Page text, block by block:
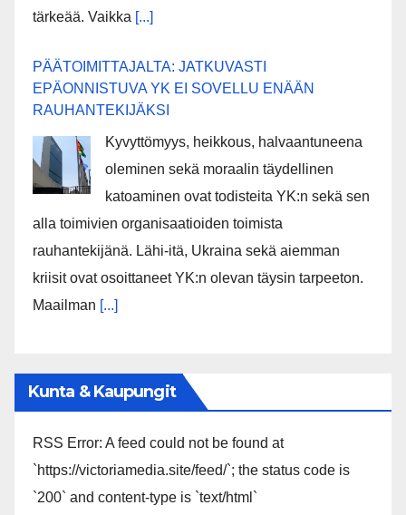
tärkeää. Vaikka [...]
PÄÄTOIMITTAJALTA: JATKUVASTI
EPÄONNISTUVA YK EI SOVELLU ENÄÄN
RAUHANTEKIJÄKSI
Kyvyttömyys, heikkous, halvaantuneena
oleminen sekä moraalin täydellinen
katoaminen ovat todisteita YK:n sekä sen
alla toimivien organisaatioiden toimista
rauhantekijänä. Lähi-itä, Ukraina sekä aiemman
kriisit ovat osoittaneet YK:n olevan täysin tarpeeton.
Maailman [...]
Kunta & Kaupungit
RSS Error: A feed could not be found at
`https://victoriamedia.site/feed/`; the status code is
`200` and content-type is `text/html`